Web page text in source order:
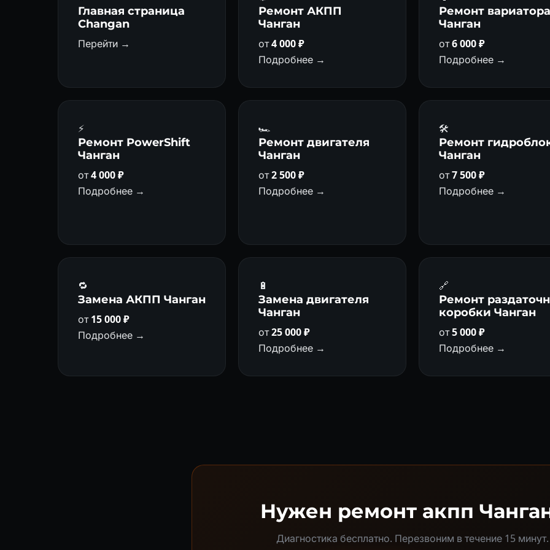
Главная страница
Changan
Перейти →
Ремонт АКПП
Чанган
от4 000 ₽
Подробнее →
Ремонт вариатора
Чанган
от6 000 ₽
Подробнее →
⚡
Ремонт PowerShift
Чанган
от4 000 ₽
Подробнее →
🏎
Ремонт двигателя
Чанган
от2 500 ₽
Подробнее →
🛠️
Ремонт
Чанган
от7 500 ₽
Подробнее →
🔁
Замена АКПП Чанган
от15 000 ₽
Подробнее →
🔋
Замена двигателя
Чанган
от25 000 ₽
Подробнее →
🔗
Ремонт
коробки Чанган
от5 000 ₽
Подробнее →
Нужен ремонт акпп
Диагностика бесплатно. Перезвоним в течение 15 минут.